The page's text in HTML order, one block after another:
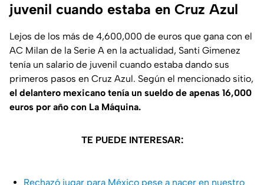
juvenil cuando estaba en Cruz Azul
Lejos de los más de 4,600,000 de euros que gana con el
AC Milan de la Serie A en la actualidad, Santi Gimenez
tenía un salario de juvenil cuando estaba dando sus
primeros pasos en Cruz Azul. Según el mencionado sitio,
el delantero mexicano tenía un sueldo de apenas 16,000
euros por año con La Máquina.
TE PUEDE INTERESAR:
Rechazó jugar para México pese a nacer en nuestro